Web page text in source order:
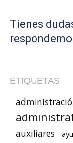
Tienes
ETIQUETAS
auxiliares